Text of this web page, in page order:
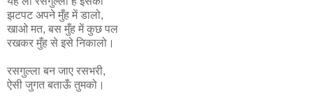
झटपट अपने मुँह में डालो,
खाओ मत, बस मुँह में कुछ पल
रखकर मुँह से इसे निकालो।
रसगुल्ला बन जाए रसभरी,
ऐसी जुगत बताऊँ तुमको।